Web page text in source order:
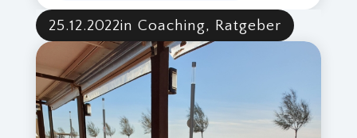
25.12.2022in Coaching, Ratgeber